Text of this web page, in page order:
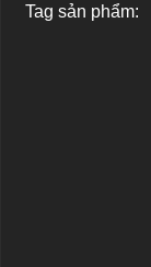
Tag sản phẩm: